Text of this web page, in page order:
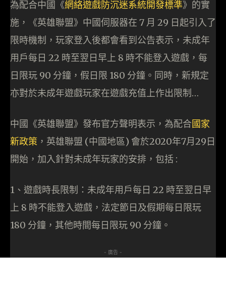
為配合中國《網絡遊戲防沉迷系統開發標準》的實
施，《英雄聯盟》中國伺服器在 7 月 29 日起引入了
限時機制，玩家登入後都會看到公告表示，未成年
用戶每日 22 時至翌日早上 8 時不能登入遊戲，每
日限玩 90 分鐘，假日限 180 分鐘。同時，新規定
亦對於未成年遊戲玩家在遊戲充值上作出限制…
中國《英雄聯盟》發布官方聲明表示，為配合國家
新政策 ，英雄聯盟 (中國地區) 會於2020年7月29日
開始，加入針對未成年玩家的安排，包括 :
1、遊戲時長限制：未成年用戶每日 22 時至翌日早
上 8 時不能登入遊戲，法定節日及假期每日限玩
180 分鐘，其他時間每日限玩 90 分鐘。
- 廣告 -